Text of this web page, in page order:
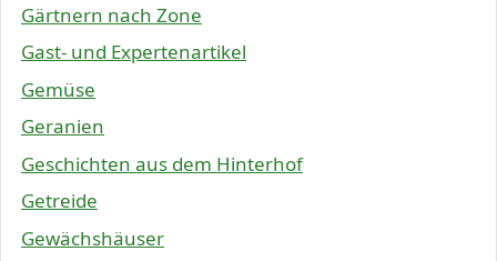
Gärtnern nach Zone
Gast- und Expertenartikel
Gemüse
Geranien
Geschichten aus dem Hinterhof
Getreide
Gewächshäuser